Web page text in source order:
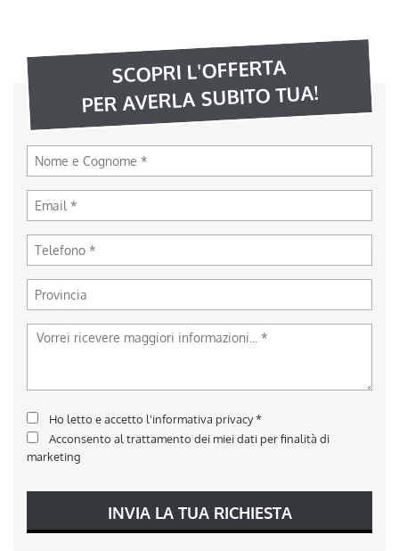
SCOPRI L'OFFERTA
PER AVERLA SUBITO TUA!
Ho letto e accetto l'informativa privacy*
Acconsento al trattamento dei miei dati per finalità di
marketing
INVIA LA TUA RICHIESTA